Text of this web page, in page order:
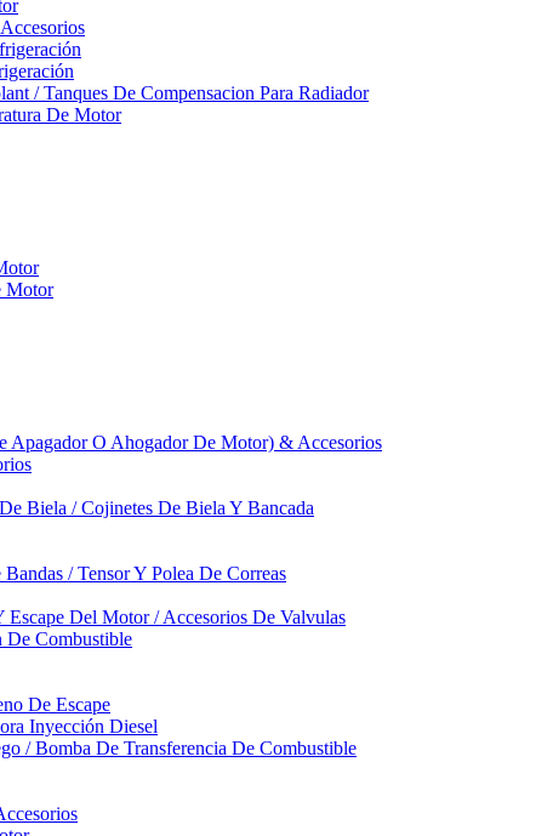
/ Tanques De Compensacion Para Radiador
De Motor
Motor
Apagador O Ahogador De Motor) & Accesorios
Biela / Cojinetes De Biela Y Bancada
/ Tensor Y Polea De Correas
Del Motor / Accesorios De Valvulas
De Combustible
De Escape
Inyección Diesel
/ Bomba De Transferencia De Combustible